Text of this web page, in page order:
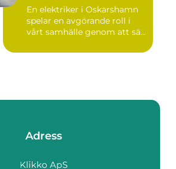
En elektriker i Oskarshamn
spelar en avgörande roll i
vårt samhälle genom att sä...
Adress